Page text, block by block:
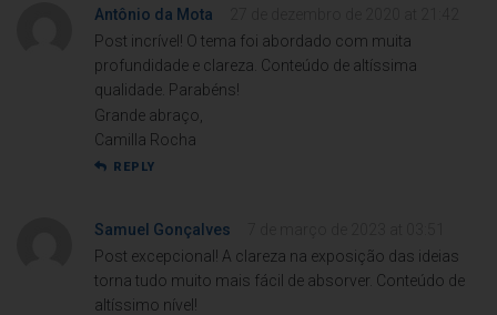
Antônio da Mota
Post incrível! O tema foi abordado com muita
profundidade e clareza. Conteúdo de altíssima
qualidade. Parabéns!
Grande abraço,
Camilla Rocha
REPLY
Samuel Gonçalves
Post excepcional! A clareza na exposição das ideias
torna tudo muito mais fácil de absorver. Conteúdo de
altíssimo nível!